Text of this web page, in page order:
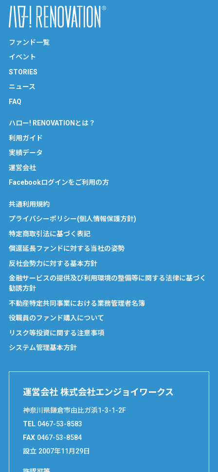
ファンド一覧
イベント
STORIES
ニュース
FAQ
ハロー! RENOVATIONとは？
利用ガイド
実績データ
運営会社
Facebookログインをご利用の方
共通利用規約
プライバシーポリシー(個人情報保護方針)
特定商取引法に基づく表記
償還延長ファンドに対する当社の姿勢
反社会勢力に対する基本方針
金融サービスの提供及び利用環境の整備等に関する法律に基づく
勧誘方針
不動産特定共同事業における業務管理者名簿
役職員のファンド購入について
リスク等投資に関する注意事項
システム管理基本方針
運営会社 株式会社エンジョイワークス
神奈川県鎌倉市由比ガ浜1-3-1-2F
TEL 0467-53-8583
FAX 0467-53-8584
設立 2007年11月29日